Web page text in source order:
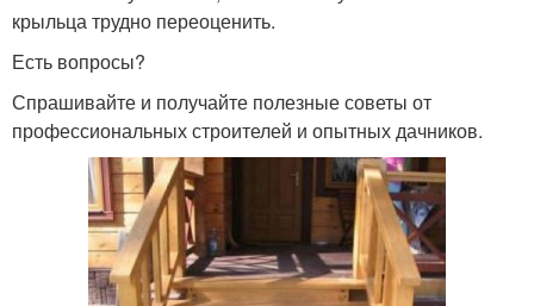
крыльца трудно переоценить.
Есть вопросы?
Спрашивайте и получайте полезные советы от
профессиональных строителей и опытных дачников.